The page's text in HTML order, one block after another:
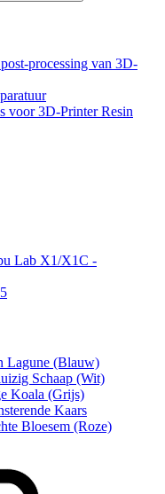
processing van 3D-
voor 3D-Printer Resin
Lab X1/X1C -
Lagune (Blauw)
Schaap (Wit)
Koala (Grijs)
Kaars
Bloesem (Roze)